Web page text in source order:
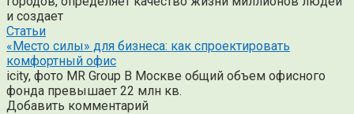
и создает
Статьи
«Место силы» для бизнеса: как спроектировать
комфортный офис
icity, фото MR Group В Москве общий объем офисного
фонда превышает 22 млн кв.
Добавить комментарий